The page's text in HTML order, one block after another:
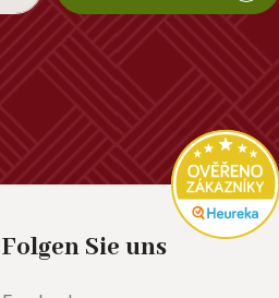
Folgen Sie uns